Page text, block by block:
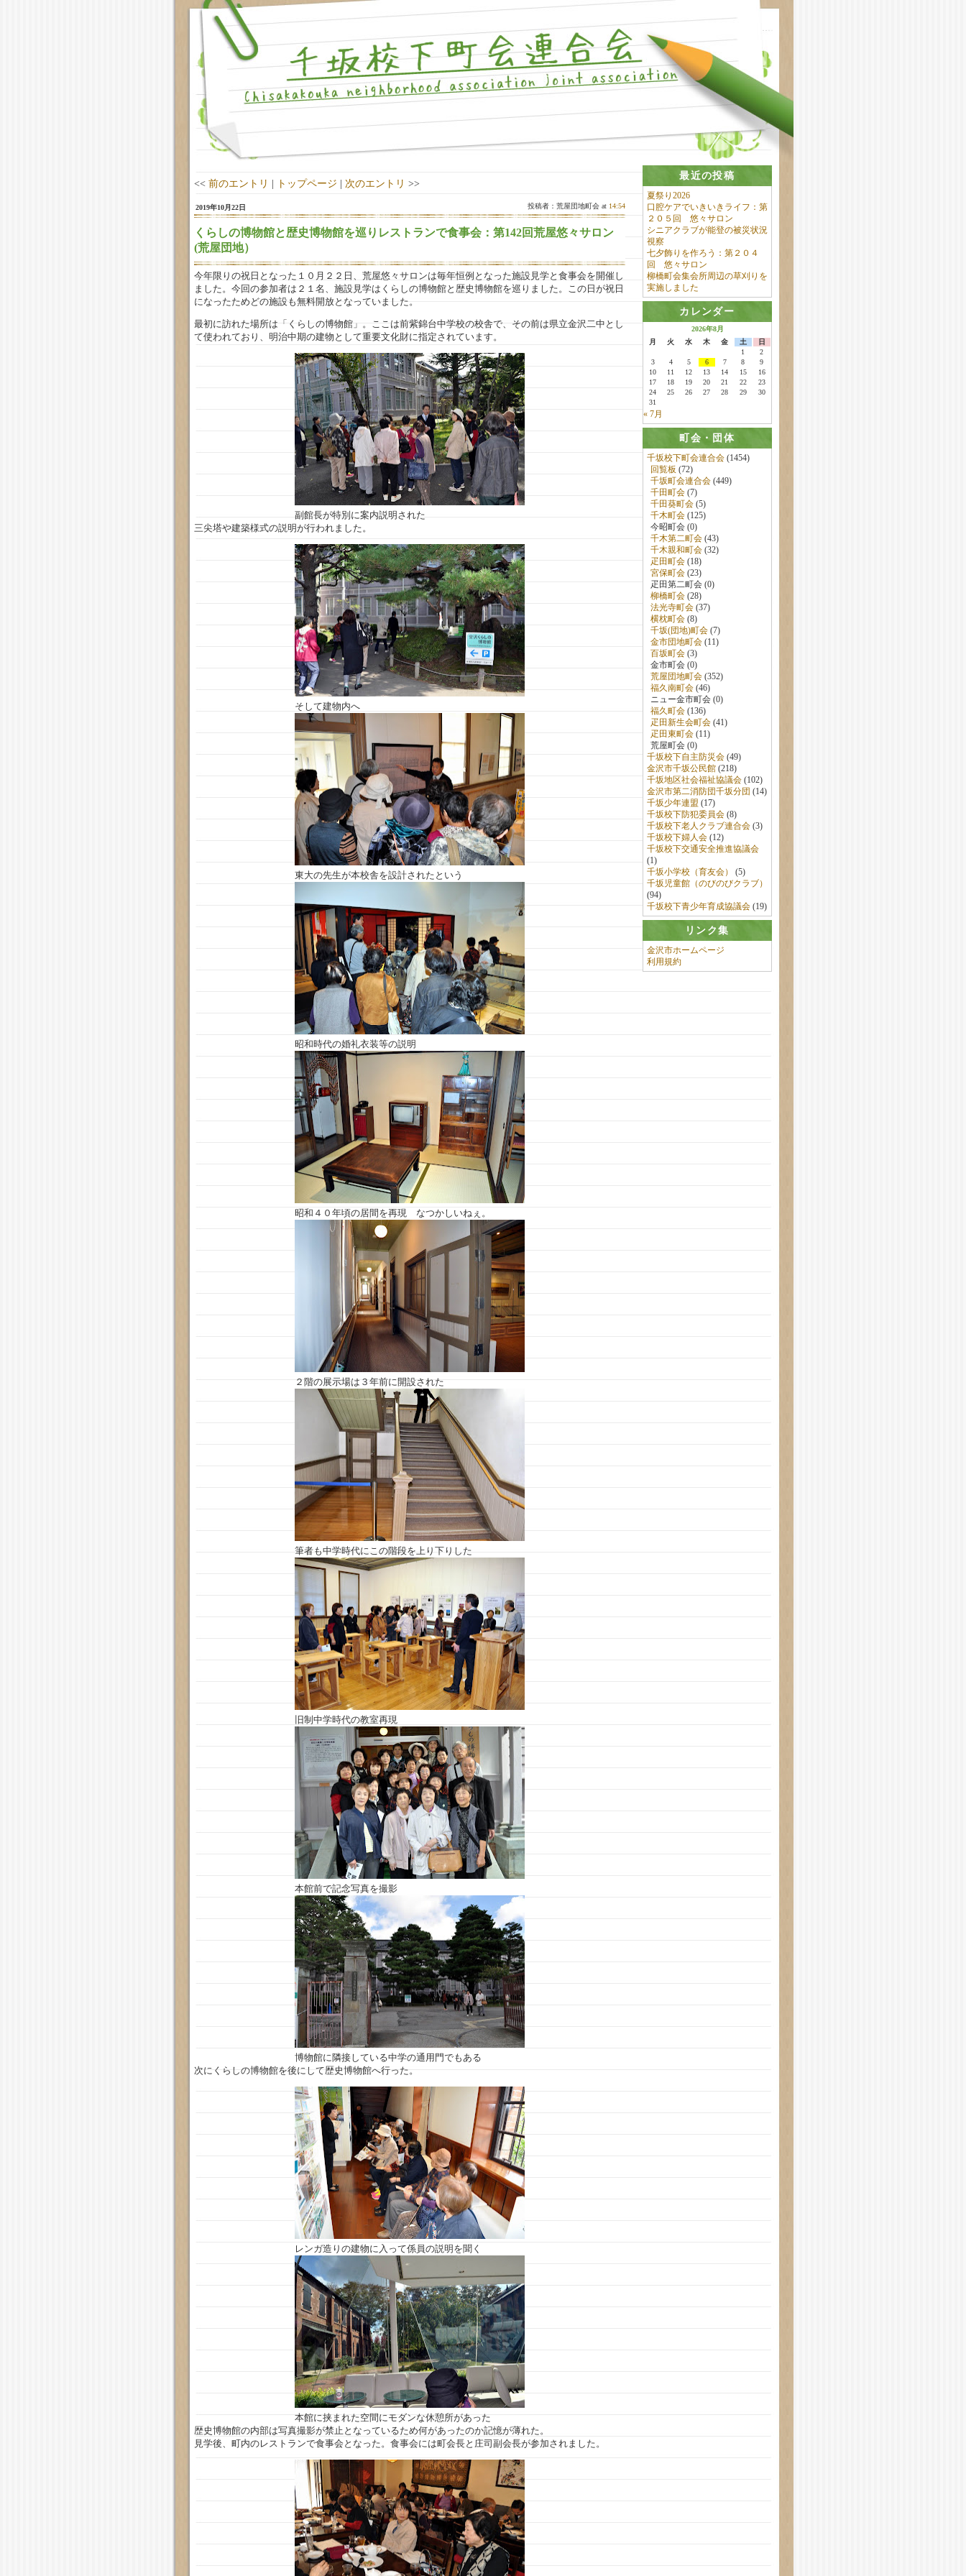
最近の投稿
夏祭り2026
口腔ケアでいきいきライフ：第
２０５回 悠々サロン
シニアクラブが能登の被災状況
視察
七夕飾りを作ろう：第２０４
回 悠々サロン
柳橋町会集会所周辺の草刈りを
実施しました
カレンダー
2026年8月
月
火 水 木 金 土
日
1
2
3
4 5 6 7 8
9
10
11 12 13 14 15
16
17
18 19 20 21 22
23
24
25 26 27 28 29
30
31
« 7月
町会・団体
千坂校下町会連合会(1454)
回覧板 (72)
千坂町会連合会(449)
千田町会(7)
千田葵町会(5)
千木町会(125)
今昭町会 (0)
千木第二町会(43)
千木親和町会(32)
疋田町会(18)
宮保町会(23)
疋田第二町会 (0)
柳橋町会(28)
法光寺町会(37)
横枕町会(8)
千坂(団地)町会(7)
金市団地町会(11)
百坂町会(3)
金市町会 (0)
荒屋団地町会(352)
福久南町会(46)
ニュー金市町会 (0)
福久町会(136)
疋田新生会町会(41)
疋田東町会(11)
荒屋町会 (0)
千坂校下自主防災会(49)
金沢市千坂公民館(218)
千坂地区社会福祉協議会(102)
金沢市第二消防団千坂分団 (14)
千坂少年連盟 (17)
千坂校下防犯委員会(8)
千坂校下老人クラブ連合会(3)
千坂校下婦人会(12)
千坂校下交通安全推進協議会
(1)
千坂小学校（育友会）
(5)
千坂児童館（のびのびクラブ）
(94)
千坂校下青少年育成協議会(19)
リンク集
金沢市ホームページ
利用規約
<<前のエントリ | トップページ | 次のエントリ >>
2019年10月22日 投稿者：荒屋団地町会 at 14:54
くらしの博物館と歴史博物館を巡りレストランで食事会：第142回荒屋悠々サロン
(荒屋団地）
今年限りの祝日となった１０月２２日、荒屋悠々サロンは毎年恒例となった施設見学と食事会を開催し
ました。今回の参加者は２１名、施設見学はくらしの博物館と歴史博物館を巡りました。この日が祝日
になったためどの施設も無料開放となっていました。
最初に訪れた場所は「くらしの博物館」。ここは前紫錦台中学校の校舎で、その前は県立金沢二中とし
て使われており、明治中期の建物として重要文化財に指定されています。
副館長が特別に案内説明された
三尖塔や建築様式の説明が行われました。
そして建物内へ
東大の先生が本校舎を設計されたという
昭和時代の婚礼衣装等の説明
昭和４０年頃の居間を再現 なつかしいねぇ。
２階の展示場は３年前に開設された
筆者も中学時代にこの階段を上り下りした
旧制中学時代の教室再現
本館前で記念写真を撮影
博物館に隣接している中学の通用門でもある
次にくらしの博物館を後にして歴史博物館へ行った。
レンガ造りの建物に入って係員の説明を聞く
本館に挟まれた空間にモダンな休憩所があった
歴史博物館の内部は写真撮影が禁止となっているため何があったのか記憶が薄れた。
見学後、町内のレストランで食事会となった。食事会には町会長と庄司副会長が参加されました。